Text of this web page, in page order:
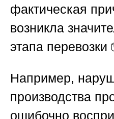
фактическая
возникла
этапа перевозки
Например,
производства
ошибочно